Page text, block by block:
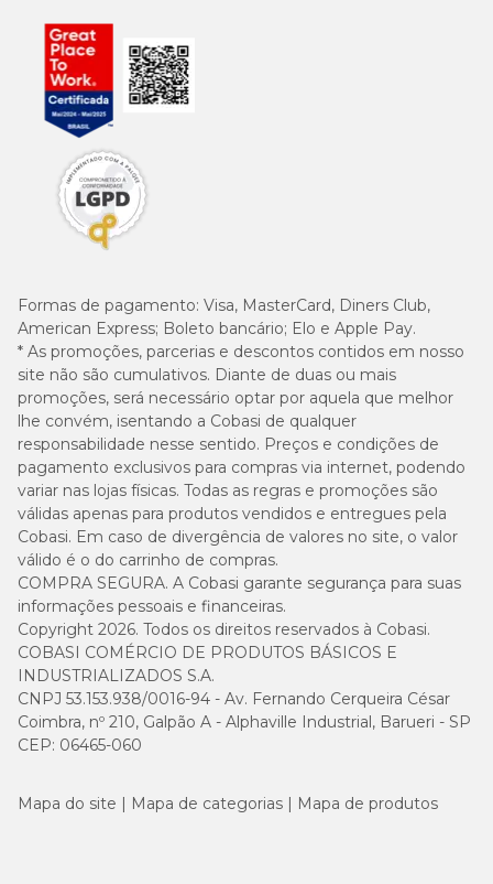
Formas de pagamento: Visa, MasterCard, Diners Club,
American Express; Boleto bancário; Elo e Apple Pay.
* As promoções, parcerias e descontos contidos em nosso
site não são cumulativos. Diante de duas ou mais
promoções, será necessário optar por aquela que melhor
lhe convém, isentando a Cobasi de qualquer
responsabilidade nesse sentido. Preços e condições de
pagamento exclusivos para compras via internet, podendo
variar nas lojas físicas. Todas as regras e promoções são
válidas apenas para produtos vendidos e entregues pela
Cobasi. Em caso de divergência de valores no site, o valor
válido é o do carrinho de compras.
COMPRA SEGURA. A Cobasi garante segurança para suas
informações pessoais e financeiras.
Copyright 2026. Todos os direitos reservados à Cobasi.
COBASI COMÉRCIO DE PRODUTOS BÁSICOS E
INDUSTRIALIZADOS S.A.
CNPJ 53.153.938/0016-94 - Av. Fernando Cerqueira César
Coimbra, nº 210, Galpão A - Alphaville Industrial, Barueri - SP
CEP: 06465-060
Mapa do site Mapa de categorias Mapa de produtos